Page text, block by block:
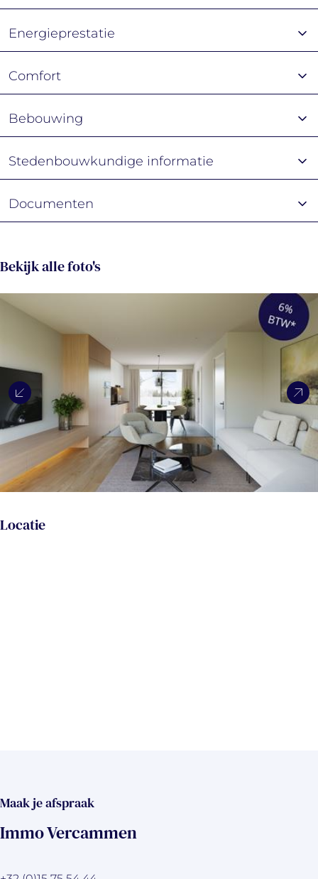
Energieprestatie
Comfort
Bebouwing
Stedenbouwkundige informatie
Documenten
Bekijk alle foto's
Locatie
Maak je afspraak
Immo Vercammen